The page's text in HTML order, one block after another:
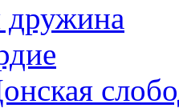
дружина